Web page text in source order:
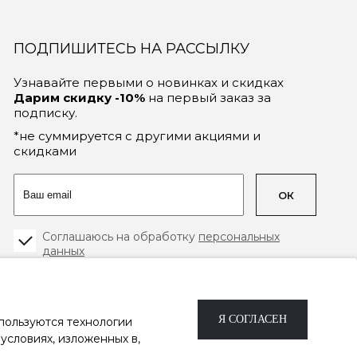
ПОДПИШИТЕСЬ НА РАССЫЛКУ
Узнавайте первыми о новинках и скидках
Дарим скидку -10% на первый заказ за
подписку.
*не суммируется с другими акциями и
скидками
ОК
Соглашаюсь на обработку персональных
данных
2026 © TRIK, trikstore.ru—
Сеть магазинов женской одежды с
технологии
изложенных в,
Я СОГЛАСЕН